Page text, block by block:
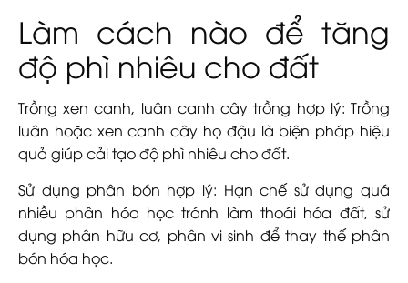
Làm cách nào để tăng
độ phì nhiêu cho đất
Trồng xen canh, luân canh cây trồng hợp lý: Trồng
luân hoặc xen canh cây họ đậu là biện pháp hiệu
quả giúp cải tạo độ phì nhiêu cho đất.
Sử dụng phân bón hợp lý: Hạn chế sử dụng quá
nhiều phân hóa học tránh làm thoái hóa đất, sử
dụng phân hữu cơ, phân vi sinh để thay thế phân
bón hóa học.